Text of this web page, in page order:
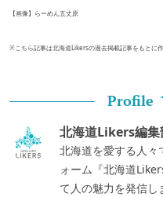
【画像】らーめん五丈原
※こちら記事は北海道Likersの過去掲載記事をもとに
Profile
北海道Likers編集
北海道を愛する人々
ォーム『北海道
て人の魅力を発信し